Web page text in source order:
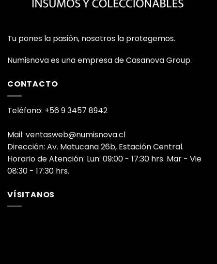
Tu pones la pasión, nosotros la protegemos.
Numisnova es una empresa de Casanova Group.
CONTACTO
Teléfono: +56 9 3457 8942
Mail: ventasweb@numisnova.cl
Dirección: Av. Matucana 26b, Estación Central.
Horario de Atención: Lun: 09:00 - 17:30 hrs. Mar - Vie
08:30 - 17:30 hrs.
VÍSITANOS